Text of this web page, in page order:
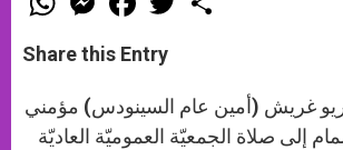
h
t
s
p
p
e
s
e
g
e
r
a
e
b
o
k
w
r
Share this Entry
غريش (أمين عام السينودس) مؤمني
إلى صلاة الجمعيّة العموميّة العاديّة